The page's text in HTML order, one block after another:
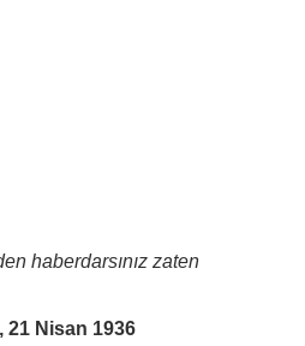
haberdarsınız zaten
21 Nisan 1936